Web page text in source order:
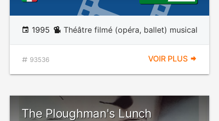
1995 Théâtre filmé (opéra, ballet) musical
93536 VOIR PLUS
The Ploughman's Lunch